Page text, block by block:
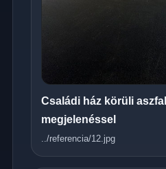
Családi ház körüli
megjelenéssel
../referencia/12.jpg